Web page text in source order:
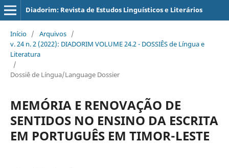
Diadorim: Revista de Estudos Linguísticos e Literários
Início / Arquivos /
v. 24 n. 2 (2022): DIADORIM VOLUME 24.2 - DOSSIÊS de Língua e
Literatura
/
Dossiê de Língua/Language Dossier
MEMÓRIA E RENOVAÇÃO DE
SENTIDOS NO ENSINO DA ESCRITA
EM PORTUGUÊS EM TIMOR-LESTE